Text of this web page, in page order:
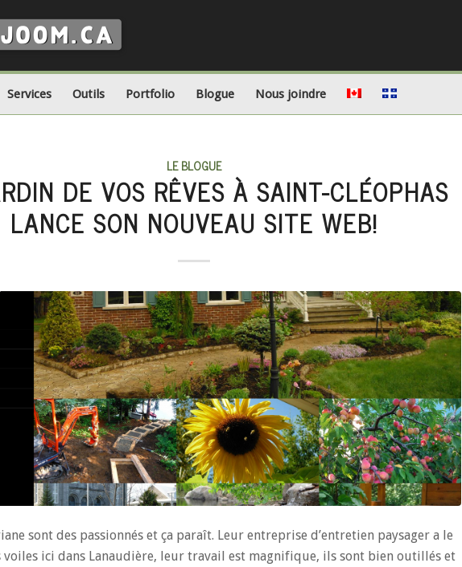
Services Outils Portfolio Blogue Nous joindre
LE BLOGUE
DE VOS RÊVES À SAINT-CLÉOPHAS
LANCE SON NOUVEAU SITE WEB!
sont des passionnés et ça paraît. Leur entreprise d’entretien paysager a le
voiles ici dans Lanaudière, leur travail est magnifique, ils sont bien outillés et